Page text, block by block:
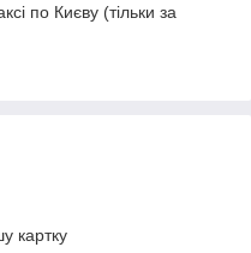
по Києву (тільки за
картку